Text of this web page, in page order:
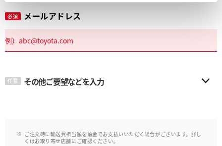
必須 メールアドレス
任意 その他ご要望などを入力
ご注文時に輸送費相当額を前金でお支払いいただく場合がございます。詳し
くはお取り寄せ店舗にご確認ください。